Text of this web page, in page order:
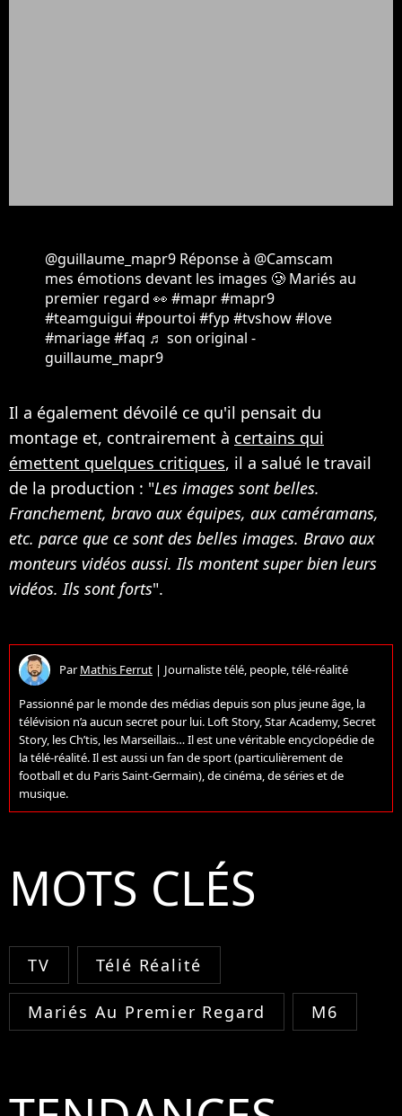
@guillaume_mapr9 Réponse à @Camscam
mes émotions devant les images 🥲 Mariés au
premier regard 👀 #mapr#mapr9
#teamguigui #pourtoi #fyp #tvshow#love
#mariage#faq ♬ son original -
guillaume_mapr9
Il a également dévoilé ce qu'il pensait du
montage et, contrairement à certains qui
émettent quelques critiques, il a salué le travail
de la production : "Les images sont belles.
Franchement, bravo aux équipes, aux caméramans,
etc. parce que ce sont des belles images. Bravo aux
monteurs vidéos aussi. Ils montent super bien leurs
vidéos. Ils sont forts".
ParMathis Ferrut | Journaliste télé, people, télé-réalité
Passionné par le monde des médias depuis son plus jeune âge, la
télévision n’a aucun secret pour lui. Loft Story, Star Academy, Secret
Story, les Ch’tis, les Marseillais… Il est une véritable encyclopédie de
la télé-réalité. Il est aussi un fan de sport (particulièrement de
football et du Paris Saint-Germain), de cinéma, de séries et de
musique.
MOTS CLÉS
TV Télé Réalité
Mariés Au Premier Regard M6